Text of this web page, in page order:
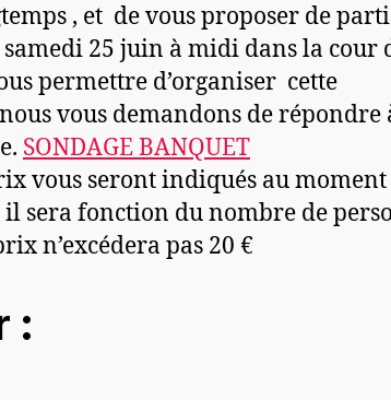
, et de vous proposer de
25 juin à midi dans la cour
permettre d’organiser cette
vous demandons de répondre
SONDAGE BANQUET
vous seront indiqués au moment
sera fonction du nombre de
n’excédera pas 20 €
: